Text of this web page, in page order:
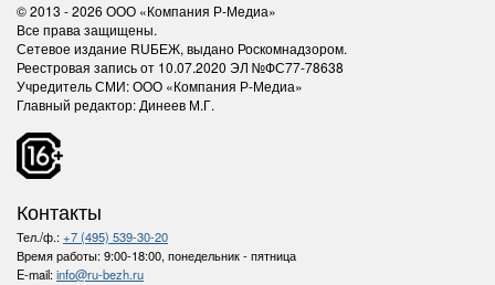
© 2013 - 2026 ООО «Компания Р-Медиа»
Все права защищены.
Сетевое издание RUБЕЖ, выдано Роскомнадзором.
Реестровая запись от 10.07.2020 ЭЛ №ФС77-78638
Учредитель СМИ: ООО «Компания Р-Медиа»
Главный редактор: Динеев М.Г.
Контакты
Тел./ф.:+7 (495) 539-30-20
Время работы:9:00-18:00, понедельник - пятница
E-mail:info@ru-bezh.ru